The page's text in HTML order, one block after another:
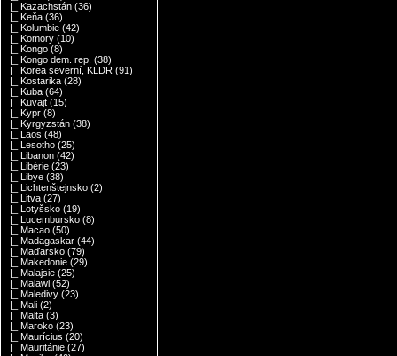
|_ Kazachstán (36)
|_ Keňa (36)
|_ Kolumbie (42)
|_ Komory (10)
|_ Kongo (8)
|_ Kongo dem. rep. (38)
|_ Korea severní, KLDR (91)
|_ Kostarika (28)
|_ Kuba (64)
|_ Kuvajt (15)
|_ Kypr (8)
|_ Kyrgyzstán (38)
|_ Laos (48)
|_ Lesotho (25)
|_ Libanon (42)
|_ Libérie (23)
|_ Libye (38)
|_ Lichtenštejnsko (2)
|_ Litva (27)
|_ Lotyšsko (19)
|_ Lucembursko (8)
|_ Macao (50)
|_ Madagaskar (44)
|_ Maďarsko (79)
|_ Makedonie (29)
|_ Malajsie (25)
|_ Malawi (52)
|_ Maledivy (23)
|_ Mali (2)
|_ Malta (3)
|_ Maroko (23)
|_ Maurícius (20)
|_ Mauritánie (27)